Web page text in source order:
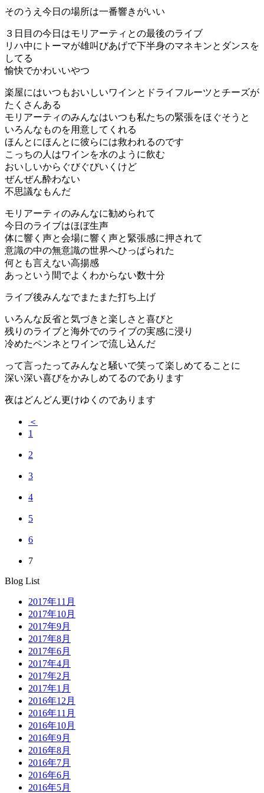
そのうえ今日の場所は一番響きがいい
３日目の今日はモリアーティとの最後のライブ
リハ中にトーマが雄叫びあげで下半身のマネキンとダンスを
してる
愉快でかわいいやつ
楽屋にはいつもおいしいワインとドライフルーツとチーズが
たくさんある
モリアーティのみんなはいつも私たちの緊張をほぐそうと
いろんなものを用意してくれる
ほんとにほんとに彼らには救われるのです
こっちの人はワインを水のように飲む
おいしいからぐびぐびいくけど
ぜんぜん酔わない
不思議なもんだ
モリアーティのみんなに勧められて
今日のライブはほぼ生声
体に響く声と会場に響く声と緊張感に押されて
意識の中の無意識の世界へひっぱられた
何とも言えない高揚感
あっという間でよくわからない数十分
ライブ後みんなでまたまた打ち上げ
いろんな反省と気づきと楽しさと喜びと
残りのライブと海外でのライブの実感に浸り
冷めたペンネとワインで流し込んだ
って言ったってみんなと騒いで笑って楽しめてることに
深い深い喜びをかみしめてるのであります
夜はどんどん更けゆくのであります
＜
1
2
3
4
5
6
7
Blog List
2017年11月
2017年10月
2017年9月
2017年8月
2017年6月
2017年4月
2017年2月
2017年1月
2016年12月
2016年11月
2016年10月
2016年9月
2016年8月
2016年7月
2016年6月
2016年5月